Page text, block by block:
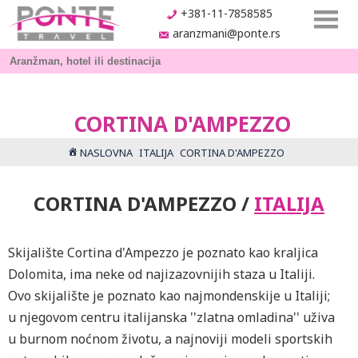
+381-11-7858585
aranzmani@ponte.rs
CORTINA D'AMPEZZO
NASLOVNA ITALIJA CORTINA D'AMPEZZO
CORTINA D'AMPEZZO / ITALIJA
Skijalište Cortina d'Ampezzo je poznato kao kraljica
Dolomita, ima neke od najizazovnijih staza u Italiji.
Ovo skijalište je poznato kao najmondenskije u Italiji;
u njegovom centru italijanska ''zlatna omladina'' uživa
u burnom noćnom životu, a najnoviji modeli sportskih